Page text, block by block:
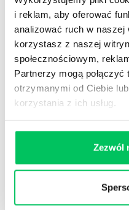
i reklam, aby oferować
analizować ruch w
korzystasz z naszej
społecznościowym,
Partnerzy mogą
otrzymanymi od Ciebie
korzystania z ich usług.
Zezwól
Przeszkoliliśmy
menedżerów,
poziom
3 Pracujemy na
i jak mam zrobić),